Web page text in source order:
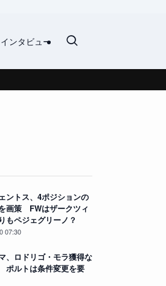
インタビュー
ントス、4ポジションの
画策 FWはザークツィ
もペジェグリーノ？
07:30
、ロドリゴ・モラ獲得な
ルトは条件変更を要